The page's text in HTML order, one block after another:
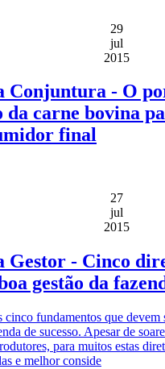
29
jul
2015
Conjuntura - O
da carne bovina
final
27
jul
2015
Gestor - Cinco
gestão da
cinco fundamentos que devem
de sucesso. Apesar de
para muitos estas
e melhor conside